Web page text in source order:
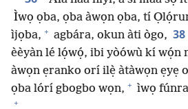
Ìwọ ọba, ọba àwọn ọba, tí
ìjọba, + agbára, okun àti ògo, 38
èèyàn lé lọ́wọ́, ibi yòówù kí wọ́n
àwọn ẹranko orí ilẹ̀ àtàwọn ẹyẹ
ọba lórí gbogbo wọn, + ìwọ
+